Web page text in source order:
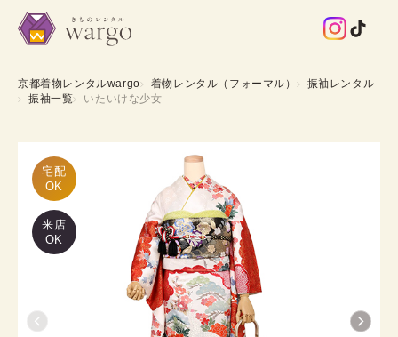
京都着物レンタルwargo 着物レンタル（フォーマル）
振袖レンタル
振袖一覧
いたいけな少女
宅配
OK
来店
OK